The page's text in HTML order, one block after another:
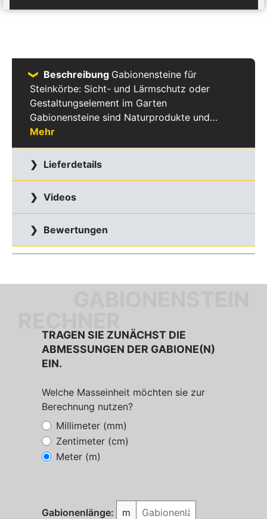
Beschreibung Gabionensteine für
Steinkörbe: Sicht- und Lärmschutz oder
Gestaltungselement im Garten
Gabionensteine sind Naturprodukte und…
Mehr
Lieferdetails
Videos
Bewertungen
TRAGEN SIE ZUNÄCHST DIE
ABMESSUNGEN DER GABIONE(N)
EIN.
Welche Masseinheit möchten sie zur
Berechnung nutzen?
Millimeter (mm)
Zentimeter (cm)
Meter (m)
Gabionenlänge: Gabionenlänge
m